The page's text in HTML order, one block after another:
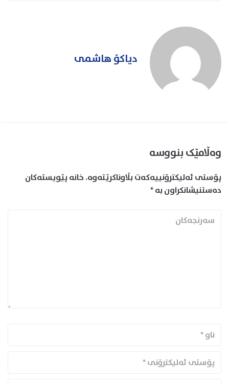
دیاکۆ هاشمی
وەڵامێک بنووسە
پۆستی ئەلیکترۆنییەکەت بڵاوناکرێتەوە.خانە پێویستەکان
دەستنیشانکراون بە*